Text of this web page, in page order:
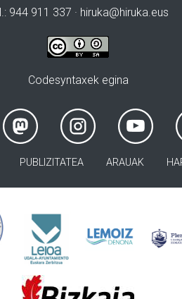
944 911 337 · hiruka@hiruka.eus
Codesyntaxek egina
PUBLIZITATEA ARAUAK